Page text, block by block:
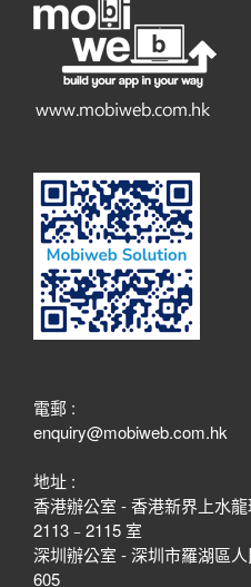
電郵 :
enquiry@mobiweb.com.hk
地址 :
香港辦公室 - 香港新界上水
2113﹣2115 室
深圳辦公室 - 深圳市羅湖區
605